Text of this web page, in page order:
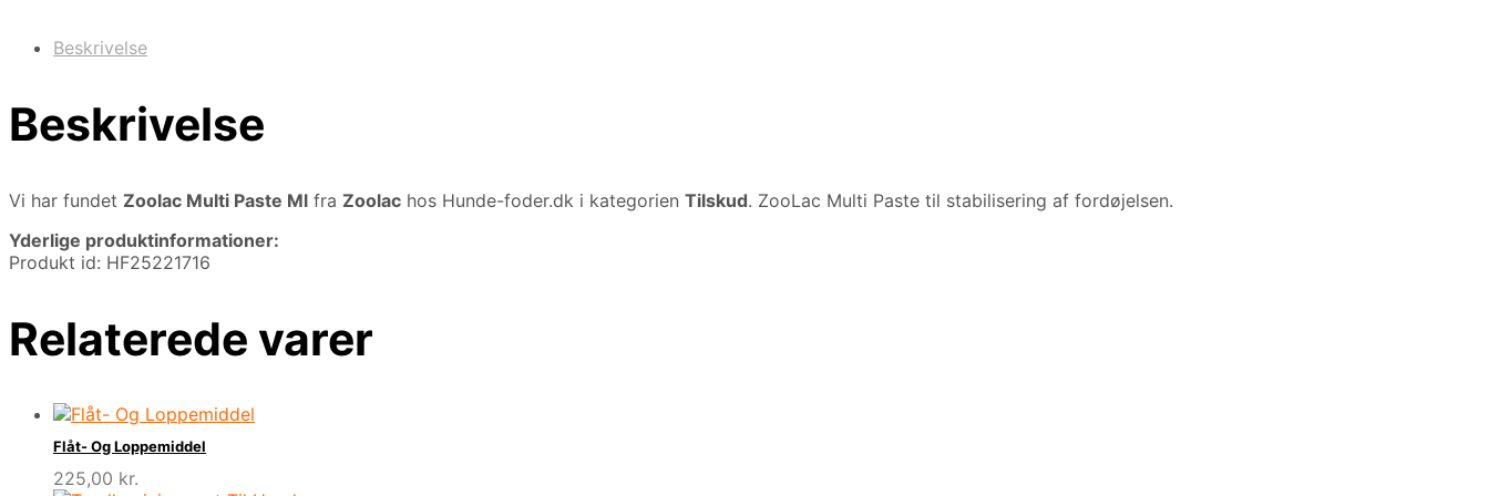
Beskrivelse
Beskrivelse
Vi har fundet Zoolac Multi Paste Ml fra Zoolac hos Hunde-foder.dk i kategorien Tilskud. ZooLac Multi Paste til stabilisering af fordøjelsen.
Yderlige produktinformationer:
Produkt id: HF25221716
Relaterede varer
Flåt- Og Loppemiddel
225,00 kr.